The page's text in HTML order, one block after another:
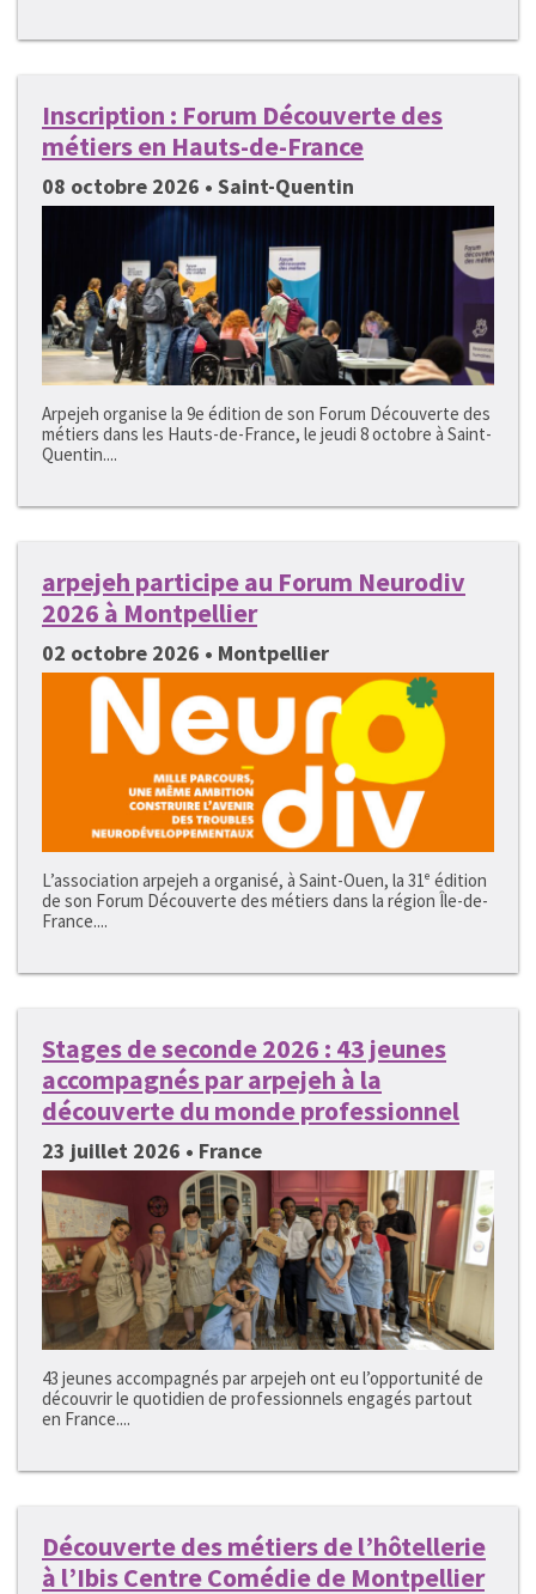
Inscription : Forum Découverte des
métiers en Hauts-de-France
08 octobre 2026 • Saint-Quentin
Arpejeh organise la 9e édition de son Forum Découverte des
métiers dans les Hauts-de-France, le jeudi 8 octobre à Saint-
Quentin....
arpejeh participe au Forum Neurodiv
2026 à Montpellier
02 octobre 2026 • Montpellier
L’association arpejeh a organisé, à Saint-Ouen, la 31ᵉ édition
de son Forum Découverte des métiers dans la région Île-de-
France....
Stages de seconde 2026 : 43 jeunes
accompagnés par arpejeh à la
découverte du monde professionnel
23 juillet 2026 • France
43 jeunes accompagnés par arpejeh ont eu l’opportunité de
découvrir le quotidien de professionnels engagés partout
en France....
Découverte des métiers de l’hôtellerie
à l’Ibis Centre Comédie de Montpellier